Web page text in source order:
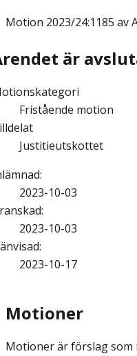
Motion 2023/24:1185 av
är
Fristående motion
Justitieutskottet
:
2023-10-03
:
2023-10-03
:
2023-10-17
Motioner
Motioner är förslag som